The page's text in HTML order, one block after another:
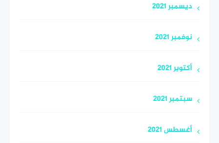
ديسمبر 2021
نوفمبر 2021
أكتوبر 2021
سبتمبر 2021
أغسطس 2021